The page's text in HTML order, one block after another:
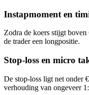
Instapmoment en
Zodra de koers stijgt
de trader een longpositie.
Stop-loss en micro
De stop-loss ligt net onder
verhouding van ongeveer